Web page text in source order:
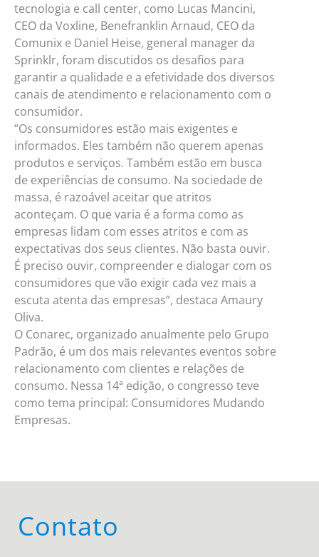
tecnologia e call center, como Lucas Mancini,
CEO da Voxline, Benefranklin Arnaud, CEO da
Comunix e Daniel Heise, general manager da
Sprinklr, foram discutidos os desafios para
garantir a qualidade e a efetividade dos diversos
canais de atendimento e relacionamento com o
consumidor.
“Os consumidores estão mais exigentes e
informados. Eles também não querem apenas
produtos e serviços. Também estão em busca
de experiências de consumo. Na sociedade de
massa, é razoável aceitar que atritos
aconteçam. O que varia é a forma como as
empresas lidam com esses atritos e com as
expectativas dos seus clientes. Não basta ouvir.
É preciso ouvir, compreender e dialogar com os
consumidores que vão exigir cada vez mais a
escuta atenta das empresas”, destaca Amaury
Oliva.
O Conarec, organizado anualmente pelo Grupo
Padrão, é um dos mais relevantes eventos sobre
relacionamento com clientes e relações de
consumo. Nessa 14ª edição, o congresso teve
como tema principal: Consumidores Mudando
Empresas.
Contato